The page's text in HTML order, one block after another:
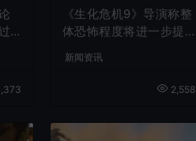
《生化危机9》导演称整
体恐怖程度将进一步提
新闻资讯
2,558